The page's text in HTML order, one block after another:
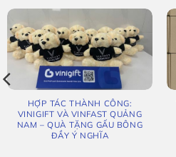
HỢP TÁC THÀNH CÔNG:
VINIGIFT VÀ VINFAST QUẢNG
NAM – QUÀ TẶNG GẤU BÔNG
ĐẦY Ý NGHĨA